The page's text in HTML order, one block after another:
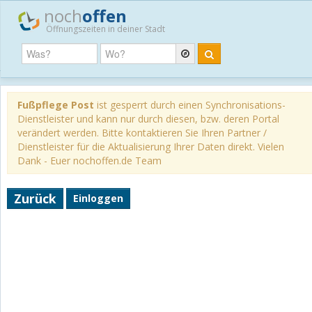
nochoffen
Öffnungszeiten in deiner Stadt
Fußpflege Post ist gesperrt durch einen Synchronisations-
Dienstleister und kann nur durch diesen, bzw. deren Portal
verändert werden. Bitte kontaktieren Sie Ihren Partner /
Dienstleister für die Aktualisierung Ihrer Daten direkt. Vielen
Dank - Euer nochoffen.de Team
Zurück Einloggen